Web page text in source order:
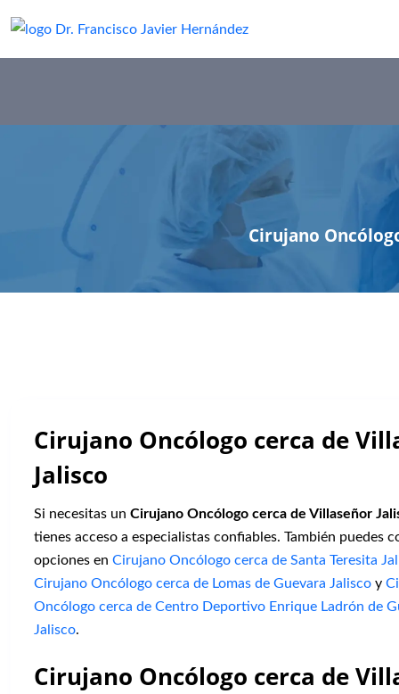
Cirujano
Cirujano Oncólogo cerca de
Jalisco
Si necesitas un Cirujano Oncólogo cerca de Villaseñor
tienes acceso a especialistas confiables. También puedes
opciones en Cirujano Oncólogo cerca de Santa Teresita
Cirujano Oncólogo cerca de Lomas de Guevara Jalisco y
Oncólogo cerca de Centro Deportivo Enrique Ladrón de
Jalisco.
Cirujano Oncólogo cerca de